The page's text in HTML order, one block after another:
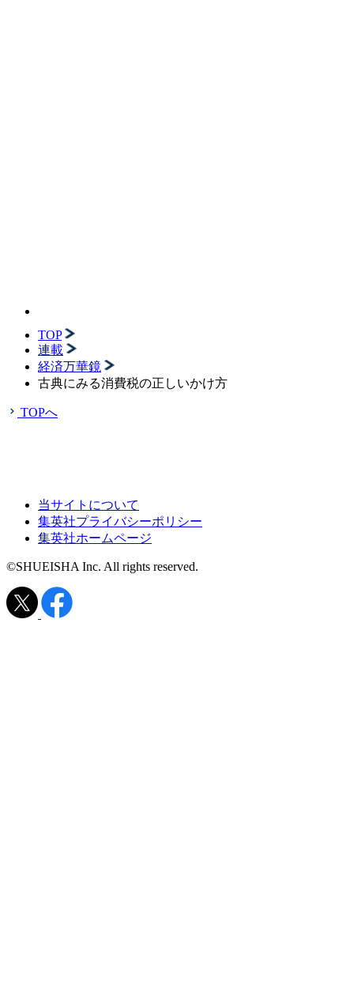
TOP
連載
経済万華鏡
古典にみる消費税の正しいかけ方
TOPへ
当サイトについて
集英社プライバシーポリシー
集英社ホームページ
©SHUEISHA Inc. All rights reserved.